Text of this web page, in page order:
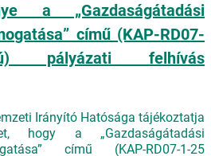
a „Gazdaságátadási
című (KAP-RD07-
pályázati felhívás
Irányító Hatósága tájékoztatja
hogy a „Gazdaságátadási
című (KAP-RD07-1-25